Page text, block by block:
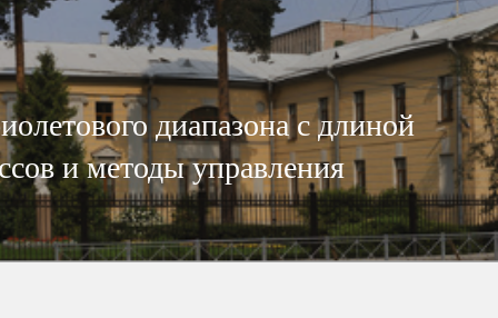
диапазона с длиной
и методы управления